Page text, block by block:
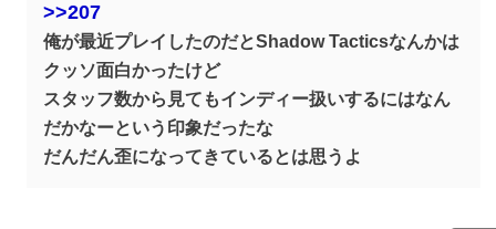
>>207
俺が最近プレイしたのだとShadow Tacticsなんかは
クッソ面白かったけど
スタッフ数から見てもインディー扱いするにはなん
だかなーという印象だったな
だんだん歪になってきているとは思うよ